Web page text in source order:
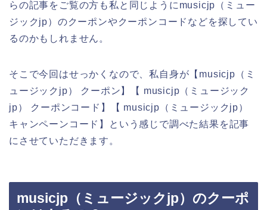
らの記事をご覧の方も私と同じようにmusicjp（ミュー
ジックjp）のクーポンやクーポンコードなどを探してい
るのかもしれません。
そこで今回はせっかくなので、私自身が【musicjp（ミ
ュージックjp） クーポン】【 musicjp（ミュージック
jp） クーポンコード】【 musicjp（ミュージックjp）
キャンペーンコード】という感じで調べた結果を記事
にさせていただきます。
musicjp（ミュージックjp）のクーポ